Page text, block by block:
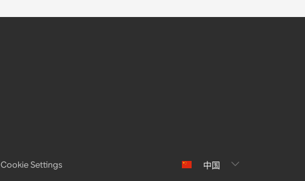
Cookie Settings 中国